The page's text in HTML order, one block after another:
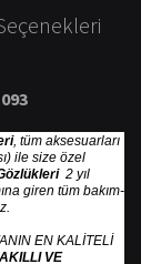
, tüm aksesuarları
ile size özel
2 yıl
giren tüm bakım-
EN KALİTELİ
VE